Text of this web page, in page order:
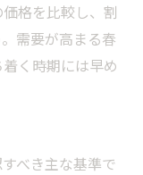
格を比較し、割
需要が高まる春
く時期には早め
べき主な基準で